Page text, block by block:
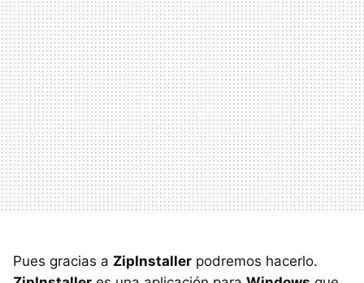
Pues gracias a ZipInstaller podremos hacerlo.